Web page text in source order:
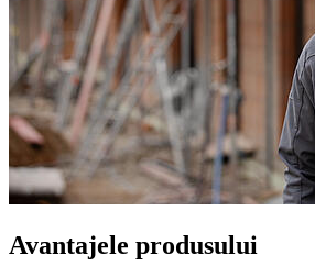
Avantajele produsului